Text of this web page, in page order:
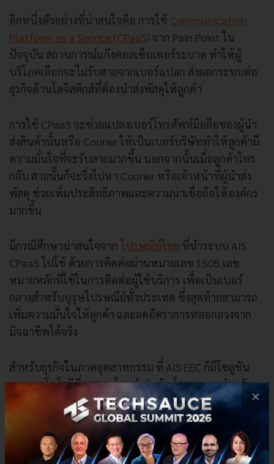
อีกหนึ่งตัวอย่างที่น่าสนใจคือ การใช้ Communication
Platform as a Service (CPaaS) จาก Pain Point ใน
ปัจจุบัน สถานการณ์แก๊งคอลเซ็นเตอร์ระบาด ทำให้ผู้
บริโภคเลือกจะไม่รับสายจากเบอร์แปลก ส่งผลกระทบต่อ
ธุรกิจด้านโลจิสติกส์ที่ต้องนำส่งพัสดุให้ลูกค้า
การใช้ CPaaS จะช่วยแปลงเบอร์โทรศัพท์มือถือของผู้นำ
ส่งสินค้านั้นหรือ Courier ให้เป็นเบอร์บริษัททำให้ลูกค้ามี
ความมั่นใจที่จะรับสายมากขึ้น นอกจากนั้นเมื่อลูกค้าโทร
กลับ สายนั้นก็จะวิ่งไปหา Courier หรือเจ้าหน้าที่ผู้นำส่ง
พัสดุ ช่วยเพิ่มประสิทธิภาพและความน่าเชื่อถือให้องค์กร
มากขึ้น
มีกรณีศึกษาน่าสนใจจาก ไปรษณีย์ไทย ที่นำระบบ AIS
CPaaS ไปใช้ ด้วยการติดต่อผ่านหมายเลข 1505 เลข
หมายหลักที่ใช้ในการติดต่อผู้ใช้บริการ เพื่อเป็นเบอร์
กลางสำหรับบุรุษไปรษณีย์ทั่วประเทศ ซึ่งสุดท้ายสามารถ
เพิ่มความมั่นใจให้ลูกค้า และลดอัตราการหลอกลวงจาก
มิจฉาชีพได้จริง
สำหรับธุรกิจในภาคอุตสาหกรรม ที่ AIS EEC ก็มีโซลูชัน
ทางเทคโนโลยีที่จะตอบโจทย์เช่นกัน โดยเฉพาะสำหรับ
อุตสาหกรรมหลักในเขตพื้นที่ EEC เช่นAIS 5G
Manufacturing Platformที่สามารถเก็บข้อมูล IoT ของ
อุปกรณ์และเครื่องจักรต่างๆ ในสายการผลิต นำขึ้นมาบน
แพลตฟอร์มด้วยเทคโนโลยีการสื่อสาร เพื่อนำข้อมูลที่ได้
×